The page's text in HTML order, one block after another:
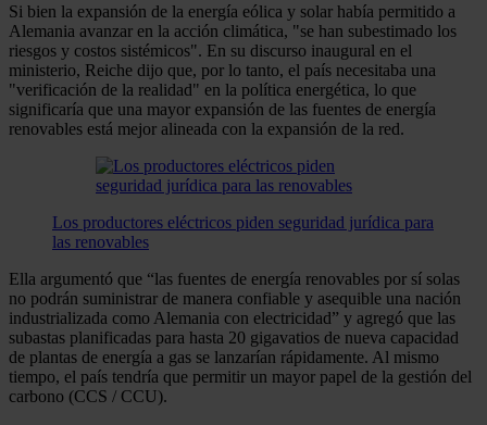
Si bien la expansión de la energía eólica y solar había permitido a
Alemania avanzar en la acción climática, "se han subestimado los
riesgos y costos sistémicos". En su discurso inaugural en el
ministerio, Reiche dijo que, por lo tanto, el país necesitaba una
"verificación de la realidad" en la política energética, lo que
significaría que una mayor expansión de las fuentes de energía
renovables está mejor alineada con la expansión de la red.
Los productores eléctricos piden seguridad jurídica para
las renovables
Ella argumentó que “las fuentes de energía renovables por sí solas
no podrán suministrar de manera confiable y asequible una nación
industrializada como Alemania con electricidad” y agregó que las
subastas planificadas para hasta 20 gigavatios de nueva capacidad
de plantas de energía a gas se lanzarían rápidamente. Al mismo
tiempo, el país tendría que permitir un mayor papel de la gestión del
carbono (CCS / CCU).